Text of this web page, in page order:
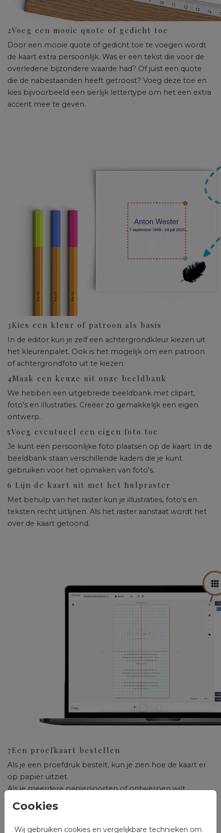
Cookies
Wij gebruiken cookies en vergelijkbare technieken om
2Voeg een mooie quote of gedicht toe
Door een mooie quote of gedicht toe te voegen wordt
de kaart extra persoonlijk. Was er een tekst die voor de
overledene bijzondere waarde had? Of juist een quote
die de nabestaanden heeft getroost? Voeg deze toe en
kies bijvoorbeeld een sierlijk lettertype om het een extra
accent mee te geven.
3 Kies een kleur of patroon als basis
In de editor kun je zelf een achtergrondkleur kiezen uit
het kleurenpalet. Ook is het mogelijk om een patroon
of achtergrondfoto uit te kiezen.
4 Maak een keuze uit onze beeldbank
We hebben een uitgebreide beeldbank met clipart,
foto's en illustraties. Creëer zo gemakkelijk een eigen
ontwerp.
5Voeg eventueel een eigen foto toe
Je kunt een persoonlijke foto plaatsen op de kaart. In de
beeldbank staan verschillende kaders die je kunt
gebruiken voor het opmaken van foto's.
6 Lijn de kaart uit met het hulpraster
Met behulp van het raster kun je illustraties, foto's en
teksten recht uitlijnen. Als het raster aanstaat wordt het
over de kaart getoond.
7Een proefkaart bestellen
Als je een proefdruk bestelt, kun je zien hoe de kaart er
op papier uitziet.
Als je meerdere papiersoorten of ontwerpen wilt
uitproberen, kun je meerdere proefdrukken bestellen.